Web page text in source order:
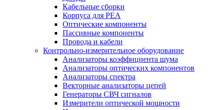
Кабельные сборки
Корпуса для РЕА
Оптические компоненты
Пассивные компоненты
Провода и кабели
Контрольно-измерительное оборудование
Анализаторы коэффициента шума
Анализаторы оптических компонентов
Анализаторы спектра
Векторные анализаторы цепей
Генераторы СВЧ сигналов
Измерители оптической мощности